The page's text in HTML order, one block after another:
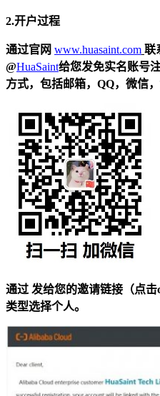
2.开户过程
通过官网 www.huasaint.com 联
@HuaSaint给您发免实名账号
方式，包括邮箱，QQ， 微信，
通过 发给您的邀请链接（点击
类型选择个人。